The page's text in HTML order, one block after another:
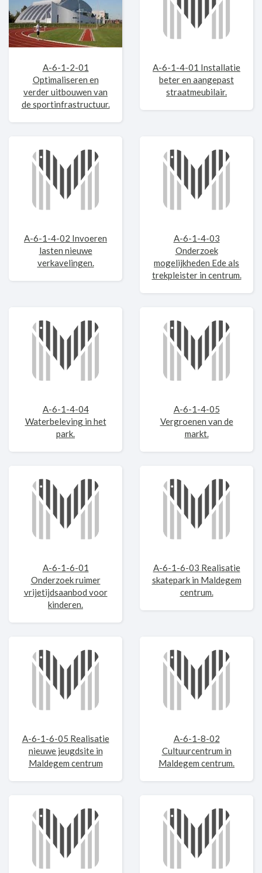
A-6-1-2-01
Optimaliseren en
verder uitbouwen van
de sportinfrastructuur.
A-6-1-4-01 Installatie
beter en aangepast
straatmeubilair.
A-6-1-4-02 Invoeren
lasten nieuwe
verkavelingen.
A-6-1-4-03
Onderzoek
mogelijkheden Ede als
trekpleister in centrum.
A-6-1-4-04
Waterbeleving in het
park.
A-6-1-4-05
Vergroenen van de
markt.
A-6-1-6-01
Onderzoek ruimer
vrijetijdsaanbod voor
kinderen.
A-6-1-6-03 Realisatie
skatepark in Maldegem
centrum.
A-6-1-6-05 Realisatie
nieuwe jeugdsite in
Maldegem centrum
A-6-1-8-02
Cultuurcentrum in
Maldegem centrum.